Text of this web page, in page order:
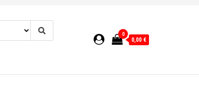
0
0,00 €